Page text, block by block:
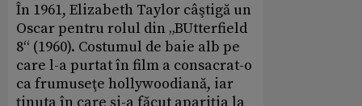
În 1961, Elizabeth Taylor câştigă un
Oscar pentru rolul din „BUtterfield
8“ (1960). Costumul de baie alb pe
care l-a purtat în film a consacrat-o
ca frumuseţe hollywoodiană, iar